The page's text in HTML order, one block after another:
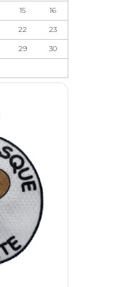
15 16
22 23
29 30